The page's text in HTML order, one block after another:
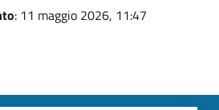
: 11 maggio 2026, 11:47